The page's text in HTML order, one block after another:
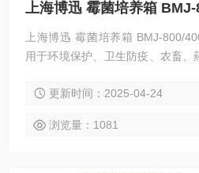
上海博迅 霉菌培养箱
上海博迅 霉菌培养箱 BMJ-800/
用于环境保护、卫生防疫、农畜、
培养、保存、植物的栽培、育种实验的恒温
板可以任意调节； 微电脑智能控
更新时间：2025-04-24
浏览量：1081